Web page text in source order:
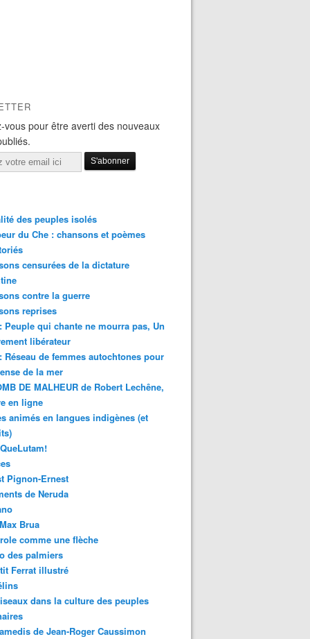
vous pour être averti des nouveaux
des peuples isolés
du Che : chansons et poèmes
censurées de la dictature
contre la guerre
reprises
Peuple qui chante ne mourra pas, Un
libérateur
Réseau de femmes autochtones pour
de la mer
DE MALHEUR de Robert Lechêne,
en ligne
animés en langues indigènes (et
Pignon-Ernest
de Neruda
Brua
comme une flèche
des palmiers
Ferrat illustré
dans la culture des peuples
de Jean-Roger Caussimon